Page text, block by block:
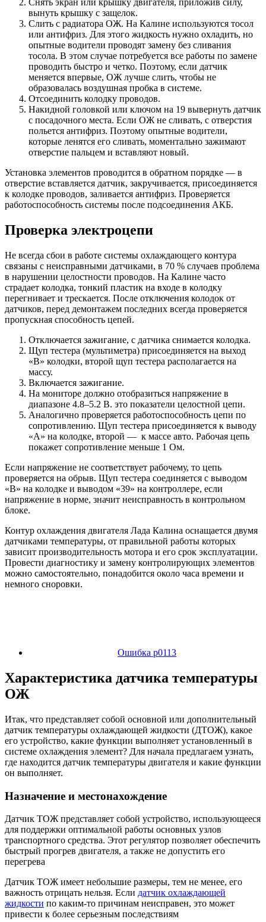
Снять экран или крышку двигателя, приложив силу,
вынуть крышку с защелок.
Слить с радиатора ОЖ. На Калине используются тосол
или антифриз. Для этого жидкость нужно охладить, но
опытные водители проводят замену без сливания
тосола. В этом случае потребуется все работы по замене
проводить быстро и четко. Поэтому, если датчик
меняется впервые, ОЖ лучше слить, чтобы не
образовалась воздушная пробка в системе.
Отсоединить колодку проводов.
Накидной головкой или ключом на 19 вывернуть датчик
с посадочного места. Если ОЖ не сливать, с отверстия
польется антифриз. Поэтому опытные водители,
которые ленятся его сливать, моментально зажимают
отверстие пальцем и вставляют новый.
Установка элементов проводится в обратном порядке — в
отверстие вставляется датчик, закручивается, присоединяется
к колодке проводов, заливается антифриз. Проверяется
работоспособность системы после подсоединения АКБ.
Проверка электроцепи
Не всегда сбои в работе системы охлаждающего контура
связаны с неисправными датчиками, в 70 % случаев проблема
в нарушении целостности проводов. На Калине часто
страдает колодка, тонкий пластик на входе в колодку
перегнивает и трескается. После отключения колодок от
датчиков, перед демонтажем последних всегда проверяется
пропускная способность цепей.
Отключается зажигание, с датчика снимается колодка.
Щуп тестера (мультиметра) присоединяется на выход
«В» колодки, второй щуп тестера располагается на
массу.
Включается зажигание.
На мониторе должно отобразиться напряжение в
диапазоне 4.8–5.2 В. это показатели целостной цепи.
Аналогично проверяется работоспособность цепи по
сопротивлению. Щуп тестера присоединяется к выводу
«А» на колодке, второй — к массе авто. Рабочая цепь
покажет сопротивление меньше 1 Ом.
Если напряжение не соответствует рабочему, то цепь
проверяется на обрыв. Щуп тестера соединяется с выводом
«В» на колодке и выводом «39» на контроллере, если
напряжение в норме, значит неисправность в контрольном
блоке.
Контур охлаждения двигателя Лада Калина оснащается двумя
датчиками температуры, от правильной работы которых
зависит производительность мотора и его срок эксплуатации.
Провести диагностику и замену контролирующих элементов
можно самостоятельно, понадобится около часа времени и
немного сноровки.
Ошибка p0113
Характеристика датчика температуры
ОЖ
Итак, что представляет собой основной или дополнительный
датчик температуры охлаждающей жидкости (ДТОЖ), какое
его устройство, какие функции выполняет установленный в
системе охлаждения элемент? Для начала предлагаем узнать,
где находится датчик температуры двигателя и какие функции
он выполняет.
Назначение и местонахождение
Датчик ТОЖ представляет собой устройство, использующееся
для поддержки оптимальной работы основных узлов
транспортного средства. Этот регулятор позволяет обеспечить
быстрый прогрев двигателя, а также не допустить его
перегрева
Датчик ТОЖ имеет небольшие размеры, тем не менее, его
важность отрицать нельзя. Если датчик охлаждающей
жидкости по каким-то причинам неисправен, это может
привести к более серьезным последствиям